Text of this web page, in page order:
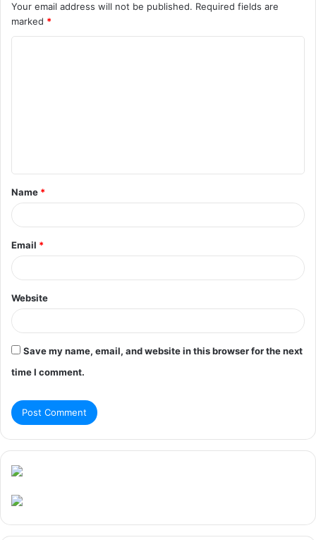
Your email address will not be published. Required fields are
marked *
t
*
Name *
Email *
Website
Save my name, email, and website in this browser for the next
time I comment.